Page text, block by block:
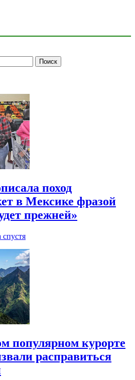
поход
в Мексике фразой
прежней»
спустя
популярном курорте
расправиться